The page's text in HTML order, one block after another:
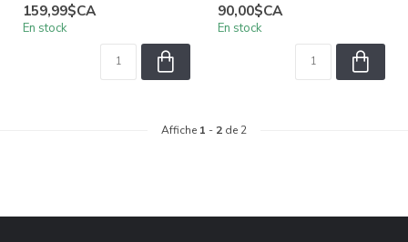
159,99$CA
En stock
90,00$CA
En stock
Affiche 1 - 2 de 2